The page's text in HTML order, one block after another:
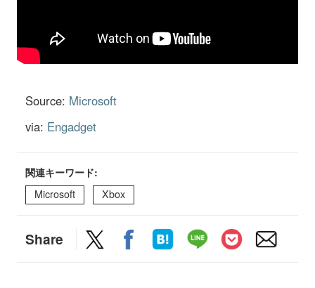
Source: Microsoft
via: Engadget
関連キーワード:
Microsoft
Xbox
Share